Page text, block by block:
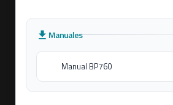
Manuales
Manual BP760